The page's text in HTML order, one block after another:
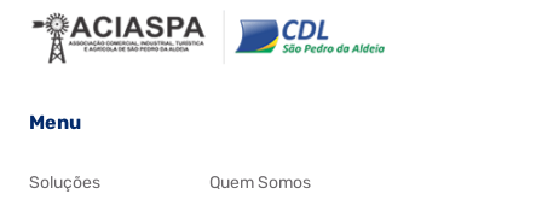
Menu
Soluções
Quem Somos